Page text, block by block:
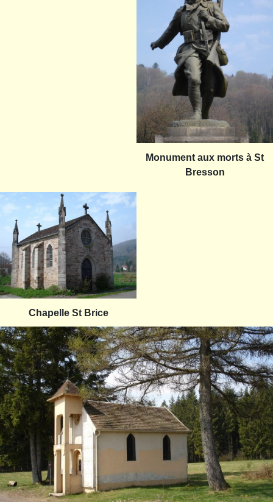
Monument aux morts à St
Bresson
Chapelle St Brice